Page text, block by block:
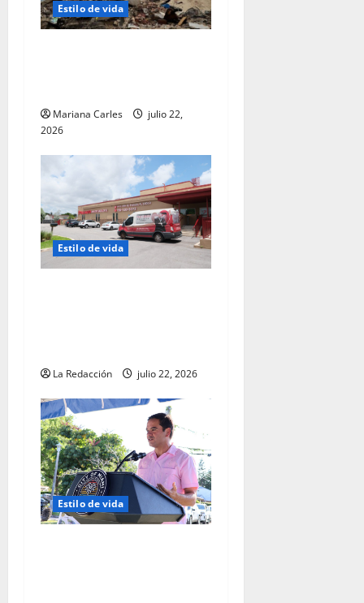
Estilo de vida
Mariana Carles
julio 22,
2026
Estilo de vida
La Redacción julio 22, 2026
Estilo de vida